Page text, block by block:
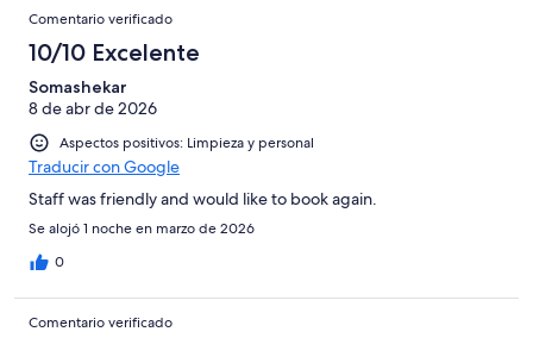
Comentario verificado
10/10 Excelente
Somashekar
8 de abr de 2026
Aspectos positivos: Limpieza y personal
Traducir con Google
Staff was friendly and would like to book again.
Se alojó 1 noche en marzo de 2026
0
Comentario verificado